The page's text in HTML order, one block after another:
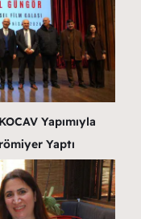
Yapımıyla
Yaptı